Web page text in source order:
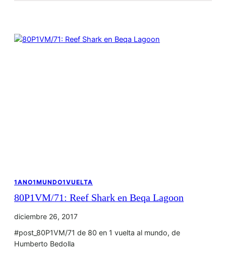
1ANO1MUNDO1VUELTA
80P1VM/71: Reef Shark en Beqa Lagoon
diciembre 26, 2017
#post_80P1VM/71 de 80 en 1 vuelta al mundo, de
Humberto Bedolla